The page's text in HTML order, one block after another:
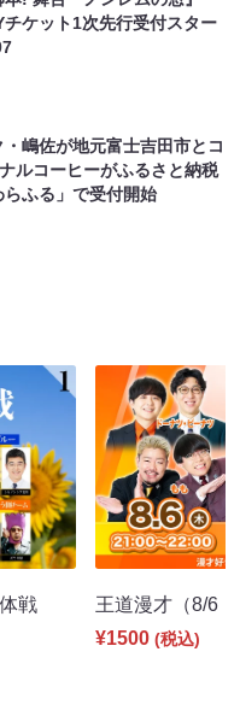
ケット1次先行受付スター
嶋佐が地元富士吉田市とコ
ルコーヒーがふるさと納税
らふる」で受付開始
戦
王道漫才（8/6
¥1500 (税込)